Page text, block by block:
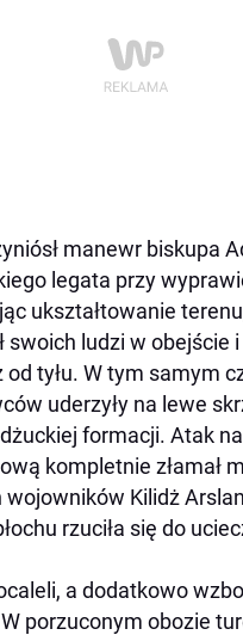
manewr biskupa
legata przy
ukształtowanie
swoich ludzi w obejście
od tyłu. W tym samym
uderzyły na lewe
formacji. Atak na
kompletnie złamał
Kilidż
rzuciła się do
a dodatkowo
W porzuconym obozie